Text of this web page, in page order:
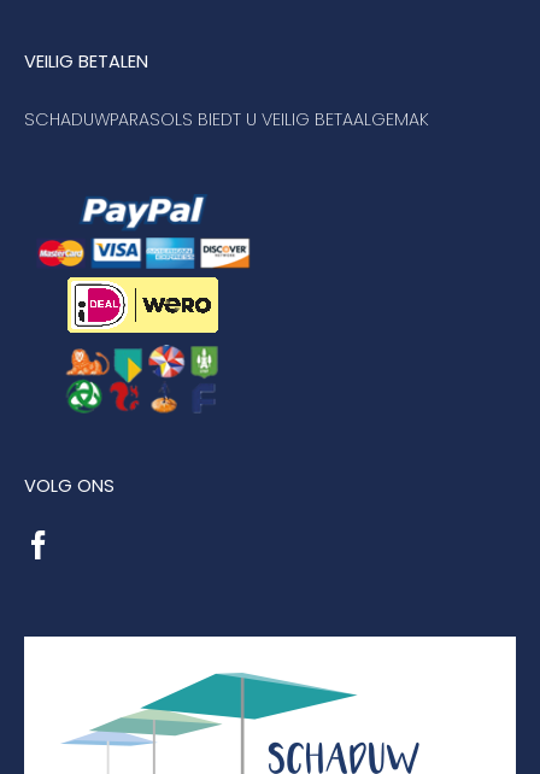
VEILIG BETALEN
SCHADUWPARASOLS BIEDT U VEILIG BETAALGEMAK
VOLG ONS